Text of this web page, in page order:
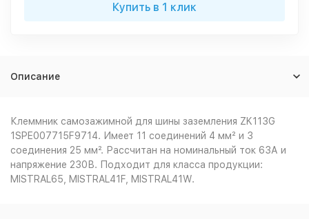
Купить в 1 клик
Описание
Клеммник самозажимной для шины заземления ZK113G
1SPE007715F9714. Имеет 11 соединений 4 мм² и 3
соединения 25 мм². Рассчитан на номинальный ток 63А и
напряжение 230В. Подходит для класса продукции:
MISTRAL65, MISTRAL41F, MISTRAL41W.